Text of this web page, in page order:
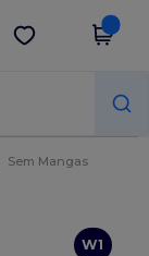
Obter app
Sem Mangas
W1